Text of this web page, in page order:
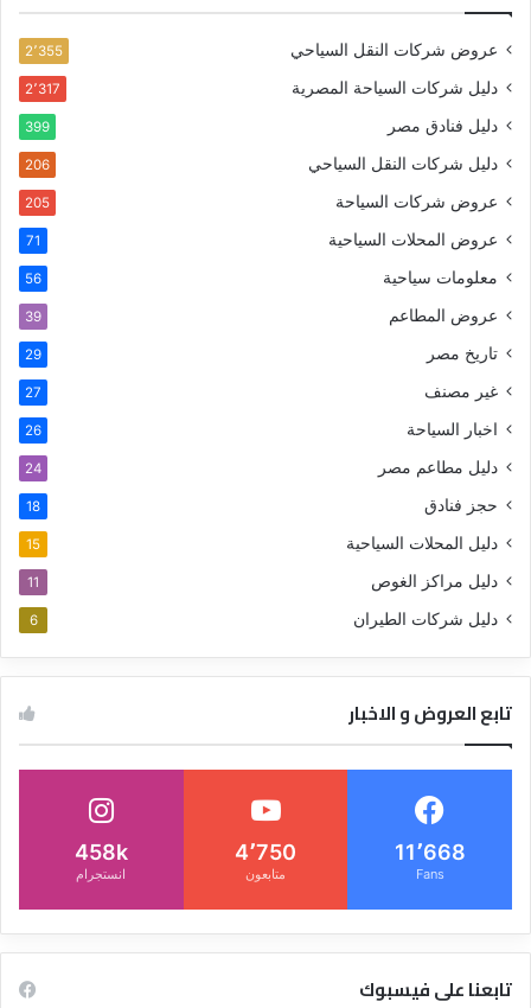
عروض شركات النقل السياحي 2٬355
دليل شركات السياحة المصرية 2٬317
دليل فنادق مصر 399
دليل شركات النقل السياحي 206
عروض شركات السياحة 205
عروض المحلات السياحية 71
معلومات سياحية 56
عروض المطاعم 39
تاريخ مصر 29
غير مصنف 27
اخبار السياحة 26
دليل مطاعم مصر 24
حجز فنادق 18
دليل المحلات السياحية 15
دليل مراكز الغوص 11
دليل شركات الطيران 6
تابع العروض و الاخبار
11٬668
Fans
4٬750
متابعون
458k
انستجرام
تابعنا على فيسبوك